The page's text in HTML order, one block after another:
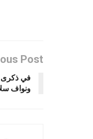
Post
ونواف